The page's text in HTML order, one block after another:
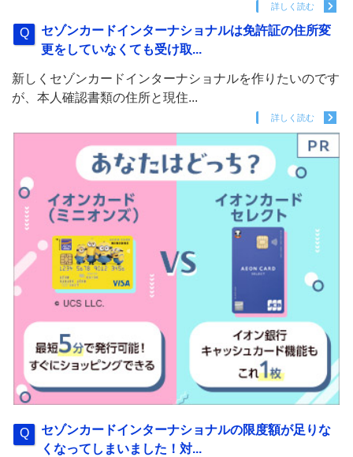
詳しく読む
セゾンカードインターナショナルは免許証の住所変
更をしていなくても受け取...
新しくセゾンカードインターナショナルを作りたいのです
が、本人確認書類の住所と現住...
詳しく読む
セゾンカードインターナショナルの限度額が足りな
くなってしまいました！対...